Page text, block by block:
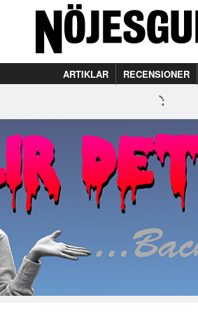
ARTIKLAR RECENSIONER